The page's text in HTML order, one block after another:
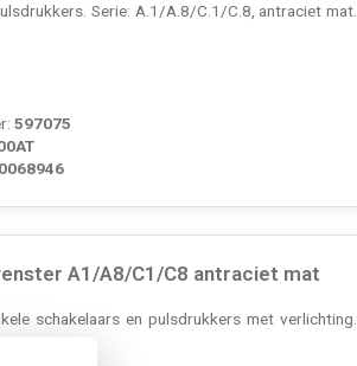
Serie: A.1/A.8/C.1/C.8, antraciet mat.
597075
A1/A8/C1/C8 antraciet mat
schakelaars en pulsdrukkers met verlichting.